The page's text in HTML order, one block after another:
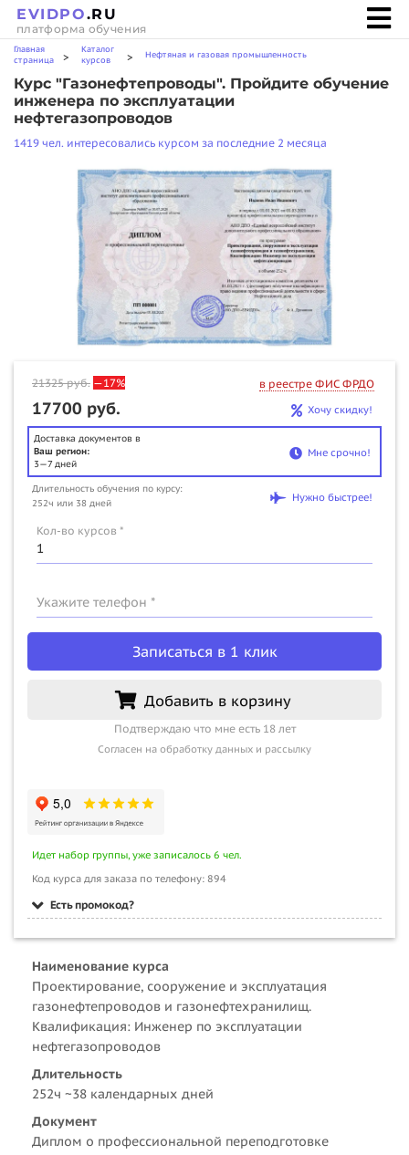
EVIDPO.RU
платформа обучения
Главная
страница
>
Каталог
курсов
> Нефтяная и газовая промышленность
Курс "Газонефтепроводы". Пройдите обучение
инженера по эксплуатации
нефтегазопроводов
1419 чел. интересовались курсом за последние 2 месяца
21325руб. —17% в реестре ФИС ФРДО
17700 руб. Хочу скидку!
Доставка документов в
Ваш регион:
3—7 дней
Мне срочно!
Длительность обучения по курсу:
252ч или 38 дней
Нужно быстрее!
Кол-во курсов *
Укажите телефон *
Записаться в 1 клик
Добавить в корзину
Подтверждаю что мне есть 18 лет
Согласен на обработку данных и рассылку
Идет набор группы, уже записалось 6 чел.
Код курса для заказа по телефону: 894
Есть промокод?
Наименование курса
Проектирование, сооружение и эксплуатация
газонефтепроводов и газонефтехранилищ.
Квалификация: Инженер по эксплуатации
нефтегазопроводов
Длительность
252ч ~38 календарных дней
Документ
Диплом о профессиональной переподготовке